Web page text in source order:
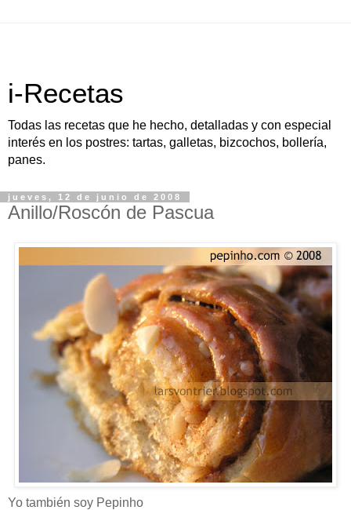
i-Recetas
Todas las recetas que he hecho, detalladas y con especial
interés en los postres: tartas, galletas, bizcochos, bollería,
panes.
jueves, 12 de junio de 2008
Anillo/Roscón de Pascua
Yo también soy Pepinho